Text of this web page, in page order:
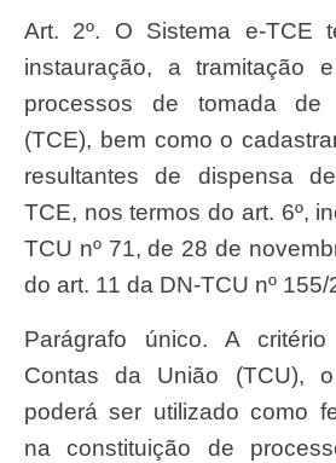
Art. 2º. O Sistema e-TCE tem por objeto a
instauração, a tramitação
processos de tomada de
(TCE), bem como o
resultantes de dispensa
TCE, nos termos do art. 6º,
TCU nº 71, de 28 de
do art. 11 da DN-TCU nº 155/
Parágrafo único. A critério do Tribunal de
Contas da União (TCU),
poderá ser utilizado como
na constituição de